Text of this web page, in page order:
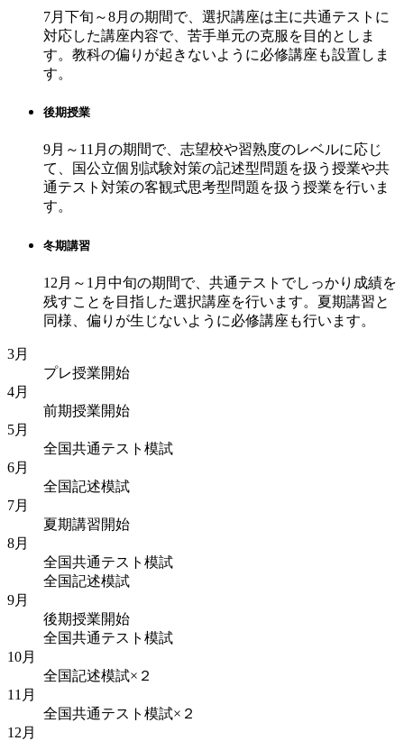
7月下旬～8月の期間で、選択講座は主に共通テストに
対応した講座内容で、苦手単元の克服を目的としま
す。教科の偏りが起きないように必修講座も設置しま
す。
後期授業
9月～11月の期間で、志望校や習熟度のレベルに応じ
て、国公立個別試験対策の記述型問題を扱う授業や共
通テスト対策の客観式思考型問題を扱う授業を行いま
す。
冬期講習
12月～1月中旬の期間で、共通テストでしっかり成績を
残すことを目指した選択講座を行います。夏期講習と
同様、偏りが生じないように必修講座も行います。
3月
プレ授業開始
4月
前期授業開始
5月
全国共通テスト模試
6月
全国記述模試
7月
夏期講習開始
8月
全国共通テスト模試
全国記述模試
9月
後期授業開始
全国共通テスト模試
10月
全国記述模試×２
11月
全国共通テスト模試×２
12月